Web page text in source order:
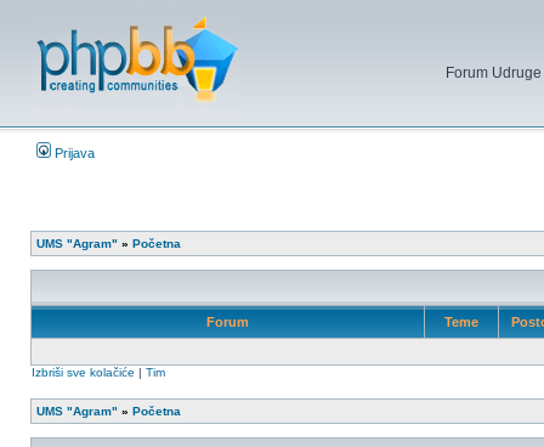
Forum
Prijava
UMS "Agram" » Početna
Forum Teme
Izbriši sve kolačiće | Tim
UMS "Agram" » Početna